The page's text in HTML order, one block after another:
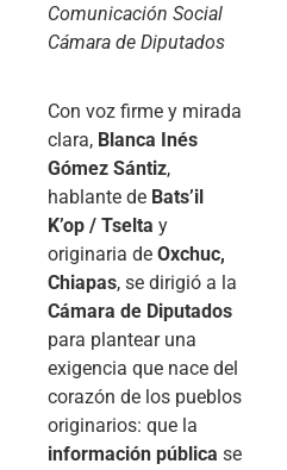
Comunicación Social
Cámara de Diputados
Con voz firme y mirada
clara, Blanca Inés
Gómez Sántiz,
hablante de Bats’il
K’op / Tselta y
originaria de Oxchuc,
Chiapas, se dirigió a la
Cámara de Diputados
para plantear una
exigencia que nace del
corazón de los pueblos
originarios: que la
información pública se